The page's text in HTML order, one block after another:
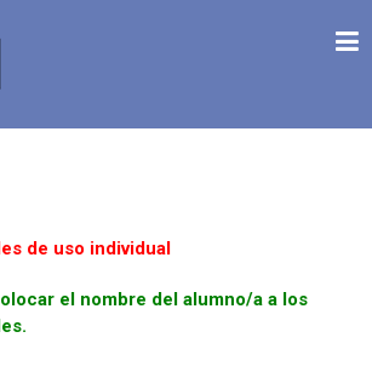
de uso individual
el nombre del alumno/a a los